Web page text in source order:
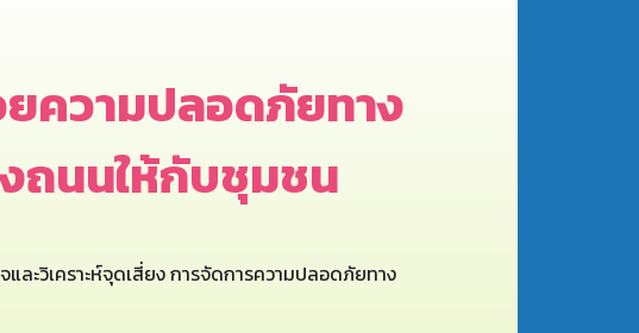
ความปลอดภัยทาง
ถนนให้กับชุมชน
ะวิเคราะห์จุดเสี่ยง การจัดการความปลอดภัยทาง